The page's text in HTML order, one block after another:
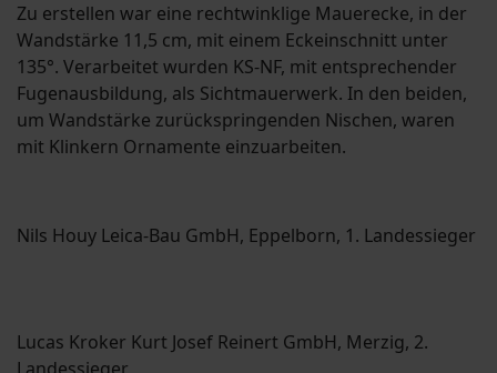
Zu erstellen war eine rechtwinklige Mauerecke, in der
Wandstärke 11,5 cm, mit einem Eckeinschnitt unter
135°. Verarbeitet wurden KS-NF, mit entsprechender
Fugenausbildung, als Sichtmauerwerk. In den beiden,
um Wandstärke zurückspringenden Nischen, waren
mit Klinkern Ornamente einzuar­beiten.
Nils Houy Leica-Bau GmbH, Eppelborn, 1. Landessieger
Lucas Kroker Kurt Josef Reinert GmbH, Merzig, 2.